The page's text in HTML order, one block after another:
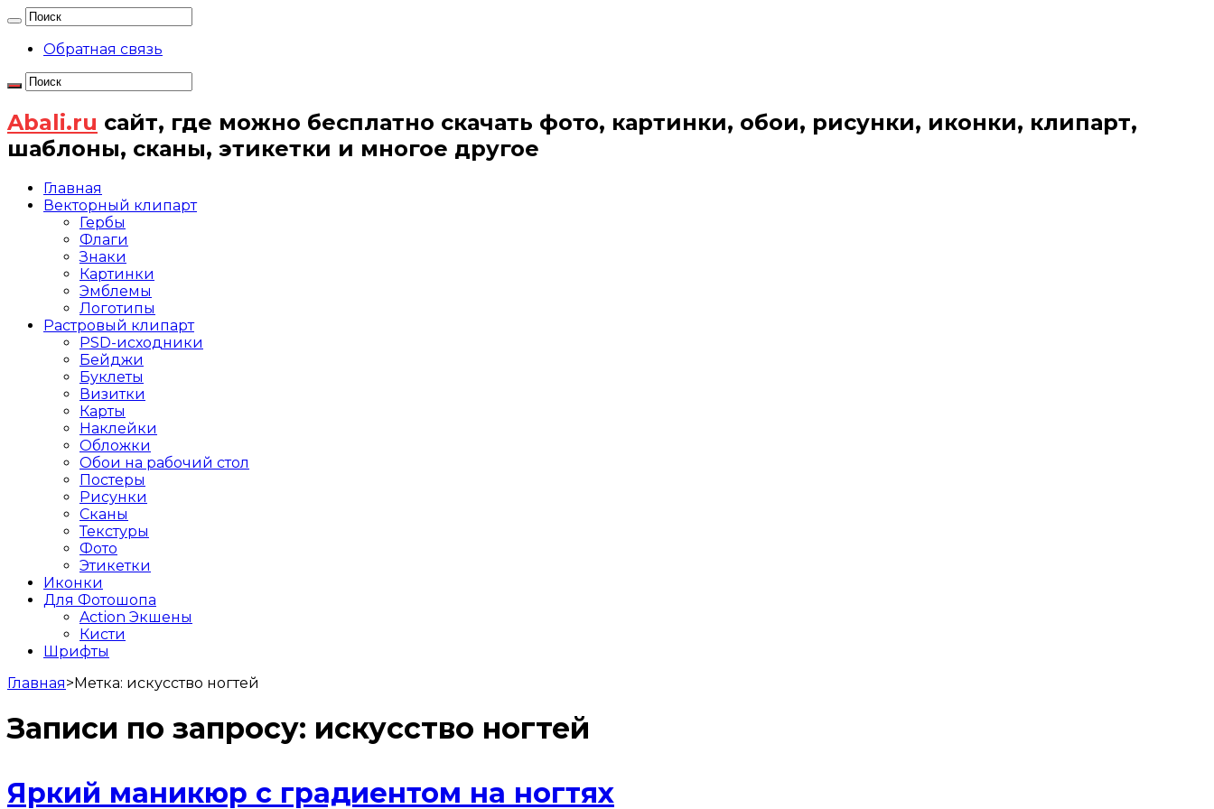
Обратная связь
Abali.ru сайт, где можно бесплатно скачать фото, картинки, обои, рисунки, иконки, клипарт,
шаблоны, сканы, этикетки и многое другое
Главная
Векторный клипарт
Гербы
Флаги
Знаки
Картинки
Эмблемы
Логотипы
Растровый клипарт
PSD-исходники
Бейджи
Буклеты
Визитки
Карты
Наклейки
Обложки
Обои на рабочий стол
Постеры
Рисунки
Сканы
Текстуры
Фото
Этикетки
Иконки
Для Фотошопа
Action Экшены
Кисти
Шрифты
Главная>Метка: искусство ногтей
Записи по запросу: искусство ногтей
Яркий маникюр с градиентом на ногтях